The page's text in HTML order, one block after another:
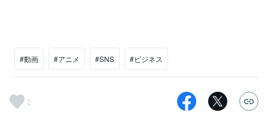
#動画 #アニメ #SNS #ビジネス
2